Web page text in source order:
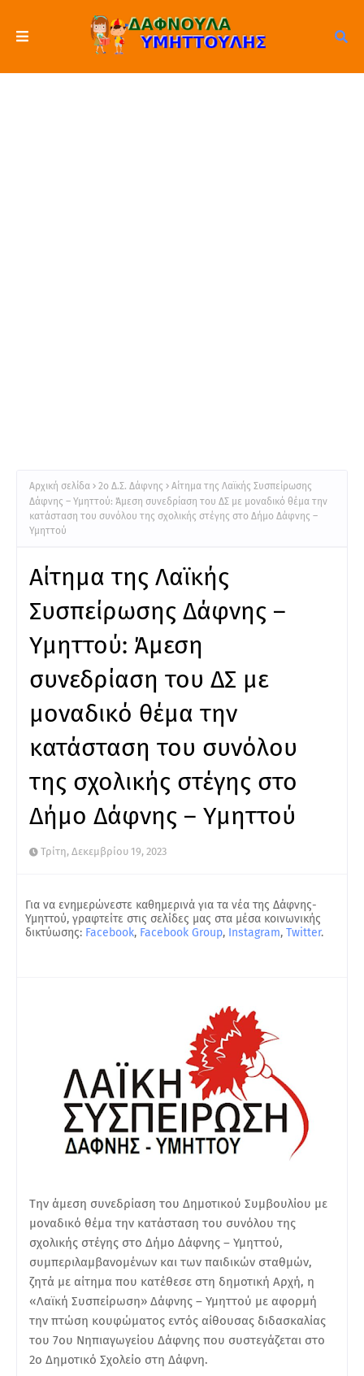
Αρχική σελίδα 2ο Δ.Σ. Δάφνης
Αίτημα της Λαϊκής Συσπείρωσης
Δάφνης – Υμηττού: Άμεση συνεδρίαση του ΔΣ με μοναδικό θέμα την
κατάσταση του συνόλου της σχολικής στέγης στο Δήμο Δάφνης –
Υμηττού
Αίτημα της Λαϊκής
Συσπείρωσης Δάφνης –
Υμηττού: Άμεση
συνεδρίαση του ΔΣ με
μοναδικό θέμα την
κατάσταση του συνόλου
της σχολικής στέγης στο
Δήμο Δάφνης – Υμηττού
Τρίτη, Δεκεμβρίου 19, 2023
Για να ενημερώνεστε καθημερινά για τα νέα της Δάφνης-
Υμηττού, γραφτείτε στις σελίδες μας στα μέσα κοινωνικής
δικτύωσης: Facebook, Facebook Group, Instagram, Twitter.
Την άμεση συνεδρίαση του Δημοτικού Συμβουλίου με
μοναδικό θέμα την κατάσταση του συνόλου της
σχολικής στέγης στο Δήμο Δάφνης – Υμηττού,
συμπεριλαμβανομένων και των παιδικών σταθμών,
ζητά με αίτημα που κατέθεσε στη δημοτική Αρχή, η
«Λαϊκή Συσπείρωση» Δάφνης – Υμηττού με αφορμή
την πτώση κουφώματος εντός αίθουσας διδασκαλίας
του 7ου Νηπιαγωγείου Δάφνης που συστεγάζεται στο
2ο Δημοτικό Σχολείο στη Δάφνη.